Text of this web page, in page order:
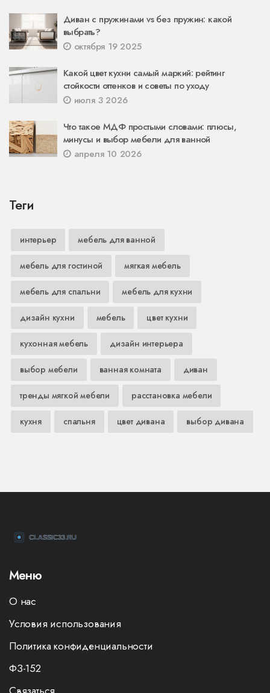
Диван с пружинами vs без пружин: какой
выбрать?
октября 19 2025
Какой цвет кухни самый маркий: рейтинг
стойкости оттенков и советы по уходу
июля 3 2026
Что такое МДФ простыми словами: плюсы,
минусы и выбор мебели для ванной
апреля 10 2026
Теги
интерьер мебель для ванной
мебель для гостиной мягкая мебель
мебель для спальни мебель для кухни
дизайн кухни мебель цвет кухни
кухонная мебель дизайн интерьера
выбор мебели ванная комната диван
тренды мягкой мебели расстановка мебели
кухня спальня цвет дивана выбор дивана
Меню
О нас
Условия использования
Политика конфиденциальности
ФЗ-152